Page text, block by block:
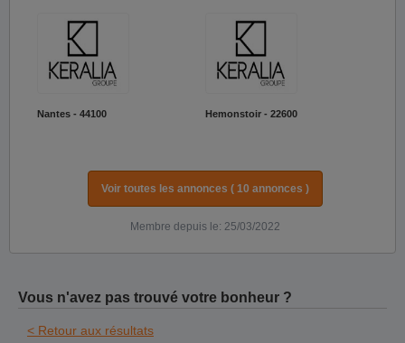
Nantes - 44100 Hemonstoir - 22600
Voir toutes les annonces ( 10 annonces )
Membre depuis le: 25/03/2022
Vous n'avez pas trouvé votre bonheur ?
< Retour aux résultats